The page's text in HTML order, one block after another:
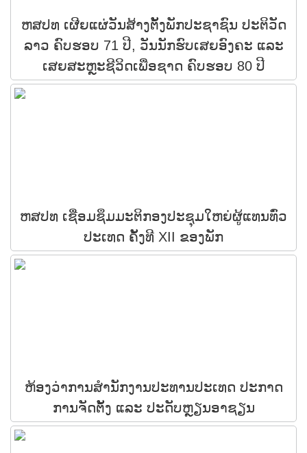
ຫສປທ ເຜີຍແຜ່ວັນສ້າງຕັ້ງພັກປະຊາຊົນ ປະຕິວັດ
ລາວ ຄົບຮອບ 71 ປີ, ວັນນັກຮົບເສຍອົງຄະ ແລະ
ເສຍສະຫຼະຊີວິດເພື່ອຊາດ ຄົບຮອບ 80 ປີ
ຫສປທ ເຊື່ອມຊຶມມະຕິກອງປະຊຸມໃຫຍ່ຜູ້ແທນທົ່ວ
ປະເທດ ຄັ້ງທີ XII ຂອງພັກ
ຫ້ອງວ່າການສໍານັກງານປະທານປະເທດ ປະກາດ
ການຈັດຕັ້ງ ແລະ ປະດັບຫຼຽນອາຊຽນ